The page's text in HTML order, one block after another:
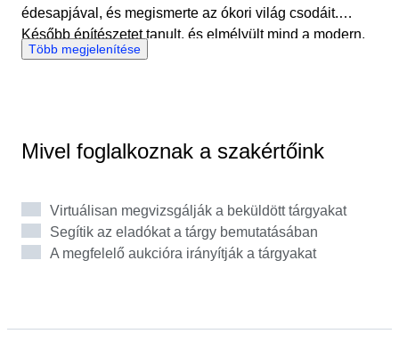
édesapjával, és megismerte az ókori világ csodáit.
Később építészetet tanult, és elmélyült mind a modern,
mind a történelmi épületek tanulmányozásában.
látni jelentős régészeti lelőhelyeket. 2017-ben az Ifergan
Gyűjtemény és Múzeum igazgatójaként kezdett dolgozni
szorosan együttműködött Vicente Jiménez Ifergan-nel,
az ókori művészet neves gyűjtőjével. A Catawiki
szakértőjeként Ruth élvezi a tárgyak mögötti történetek
megőrizni őket. Örömmel működik együtt a vevőkkel,
Több megjelenítése
Mivel foglalkoznak a szakértőink
Virtuálisan megvizsgálják a beküldött tárgyakat
Segítik az eladókat a tárgy bemutatásában
A megfelelő aukcióra irányítják a tárgyakat